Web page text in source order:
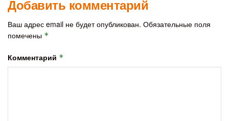
Добавить комментарий
Ваш адрес email не будет опубликован. Обязательные поля
помечены *
Комментарий *